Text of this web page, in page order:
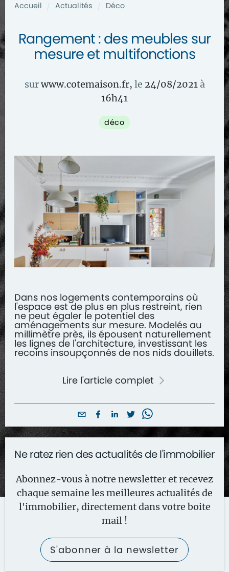
Accueil Actualités Déco
Rangement : des meubles sur
mesure et multifonctions
surwww.cotemaison.fr, le 24/08/2021 à
16h41
déco
Dans nos logements contemporains où
l'espace est de plus en plus restreint, rien
ne peut égaler le potentiel des
aménagements sur mesure. Modelés au
millimètre près, ils épousent naturellement
les lignes de l'architecture, investissant les
recoins insoupçonnés de nos nids douillets.
Lire l'article complet
Ne ratez rien des actualités de l'immobilier
Abonnez-vous à notre newsletter et recevez
chaque semaine les meilleures actualités de
l'immobilier, directement dans votre boite
mail !
S'abonner à la newsletter